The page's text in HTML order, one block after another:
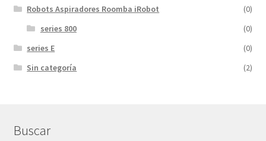
Robots Aspiradores Roomba iRobot
(0)
series 800
(0)
series E
(0)
Sin categoría
(2)
Buscar